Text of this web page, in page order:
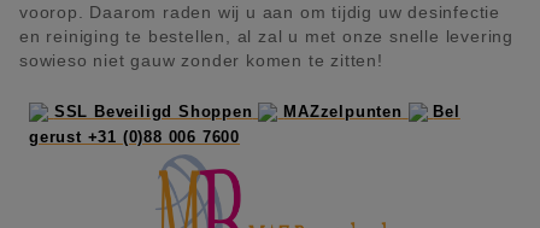
voorop. Daarom raden wij u aan om tijdig uw desinfectie
en reiniging te bestellen, al zal u met onze snelle levering
sowieso niet gauw zonder komen te zitten!
SSL Beveiligd Shoppen MAZzelpunten
Bel
gerust +31 (0)88 006 7600